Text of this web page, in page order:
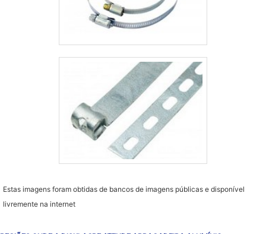
Estas imagens foram obtidas de bancos de imagens públicas e disponível
livremente na internet